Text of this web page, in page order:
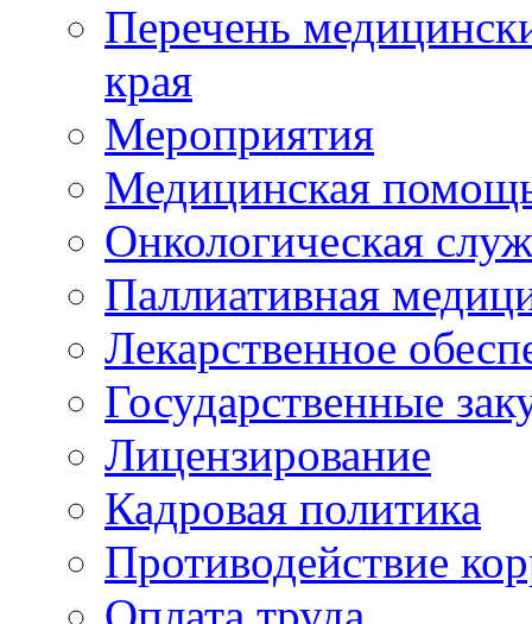
Перечень
края
Мероприятия
Медицинская
Онкологическая
Паллиативная
Лекарственное
Государственные
Лицензирование
Кадровая политика
Противодействие